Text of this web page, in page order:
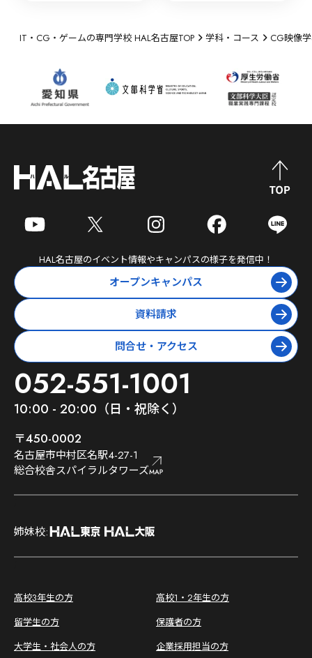
IT・CG・ゲームの専門学校 HAL名古屋TOP 学科・コース CG映像
HAL名古屋のイベント情報やキャンパスの様子を発信中！
オープンキャンパス
資料請求
問合せ・アクセス
052-551-1001
10:00 - 20:00（日・祝除く）
〒450-0002
名古屋市中村区名駅4-27-1
総合校舎スパイラルタワーズ
;
姉妹校:
;
高校3年生の方
高校1・2年生の方
留学生の方
保護者の方
大学生・社会人の方
企業採用担当の方